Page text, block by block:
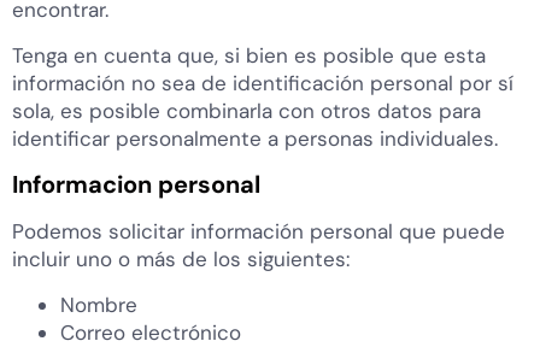
encontrar.
Tenga en cuenta que, si bien es posible que esta
información no sea de identificación personal por sí
sola, es posible combinarla con otros datos para
identificar personalmente a personas individuales.
Informacion personal
Podemos solicitar información personal que puede
incluir uno o más de los siguientes:
Nombre
Correo electrónico